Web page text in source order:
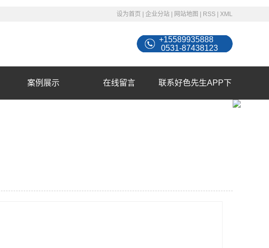
设为首页
企业分站 网站地图 RSS XML
+15589935888
0531-87438123
案例展示 在线留言 联系好色先生APP下